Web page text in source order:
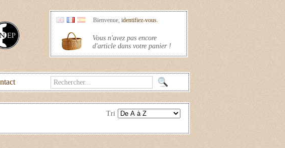
Bienvenue, identifiez-vous.
Vous n'avez pas encore
d'article dans votre panier !
Tri